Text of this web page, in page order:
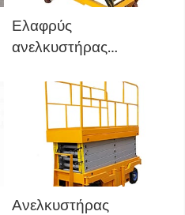
Ελαφρύς
ανελκυστήρας
Ανελκυστήρας